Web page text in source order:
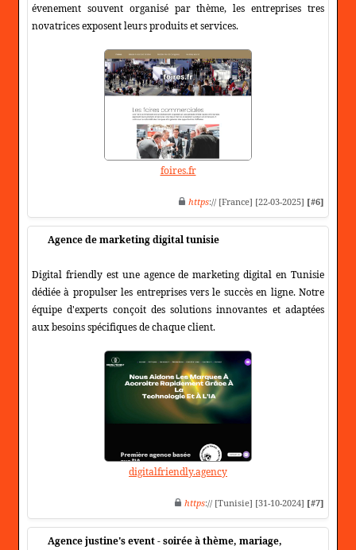
évenement souvent organisé par thème, les entreprises tres
novatrices exposent leurs produits et services.
foires.fr
https:// [France] [22-03-2025] [#6]
Agence de marketing digital tunisie
Digital friendly est une agence de marketing digital en Tunisie
dédiée à propulser les entreprises vers le succès en ligne. Notre
équipe d'experts conçoit des solutions innovantes et adaptées
aux besoins spécifiques de chaque client.
digitalfriendly.agency
https:// [Tunisie] [31-10-2024] [#7]
Agence justine's event - soirée à thème, mariage,